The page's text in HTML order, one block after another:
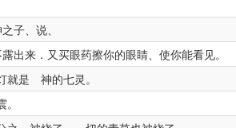
子、说、
出来．又买眼药擦你的眼睛、使你能看见。
就是 神的七灵。